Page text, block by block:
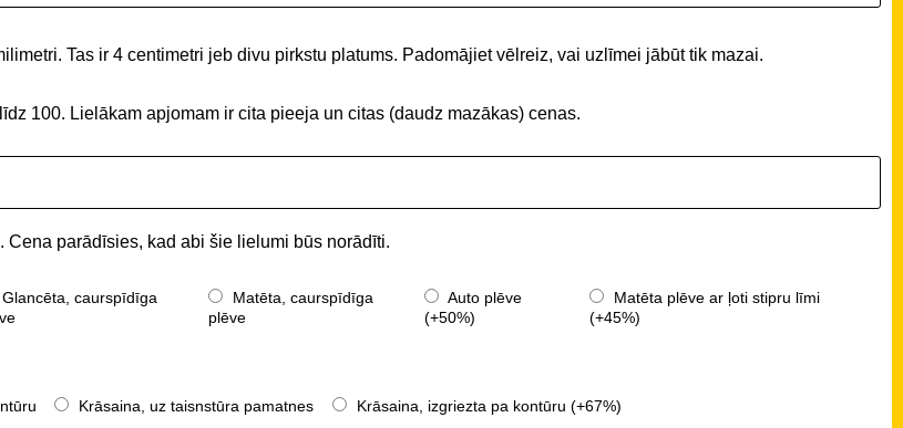
Tas ir 4 centimetri jeb divu pirkstu platums. Padomājiet vēlreiz, vai uzlīmei jābūt tik mazai.
100. Lielākam apjomam ir cita pieeja un citas (daudz mazākas) cenas.
Cena parādīsies, kad abi šie lielumi būs norādīti.
Glancēta, caurspīdīga
Matēta, caurspīdīga
plēve
Auto plēve
(+50%)
Matēta plēve ar ļoti stipru līmi
(+45%)
Krāsaina, uz taisnstūra pamatnes Krāsaina, izgriezta pa kontūru (+67%)